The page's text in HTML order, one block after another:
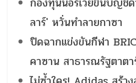
ลาร์' หวั่นทำลายกาซา
ปิดฉากแข่งขันกีฬา
คาซาน สาธารณรัฐตาต